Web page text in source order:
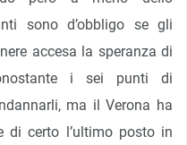
sono d’obbligo se gli
accesa la speranza di
i sei punti di
ma il Verona ha
di certo l’ultimo posto in